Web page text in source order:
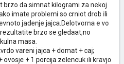
brzo da simnat kilogrami za nekoj
imate problemi so crniot drob ili
jadenje jajca.Delotvorna e vo
brzo se gledaat,no
masa.
vareni jajca + domat + caj;
ovosje + 1 porcija zelencuk ili kravjo